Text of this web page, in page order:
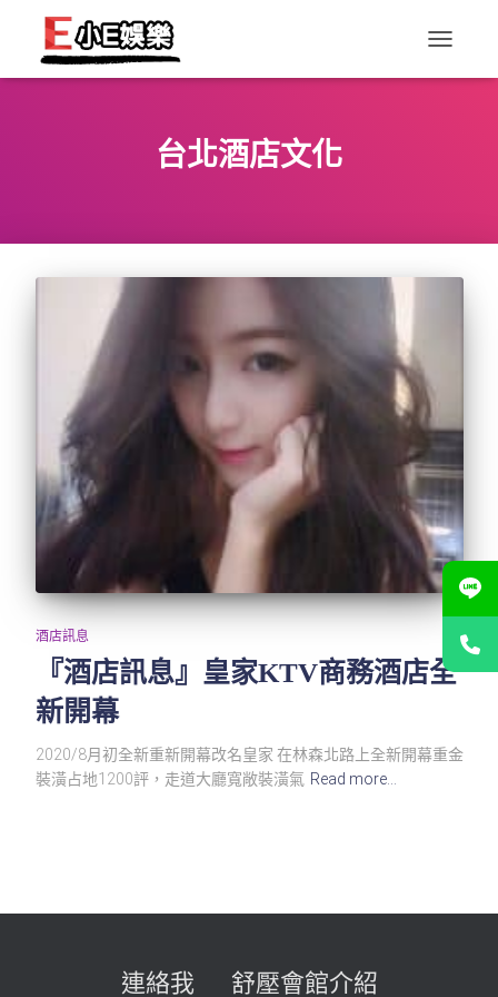
台北酒店文化
酒店訊息
『酒店訊息』皇家KTV商務酒店全
新開幕
2020/8月初全新重新開幕改名皇家 在林森北路上全新開幕重金
裝潢占地1200評，走道大廳寬敞裝潢氣 Read more…
連絡我 舒壓會館介紹